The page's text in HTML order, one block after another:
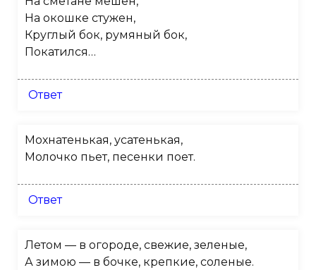
На окошке стужен,
Круглый бок, румяный бок,
Покатился…
Ответ
Мохнатенькая, усатенькая,
Молочко пьет, песенки поет.
Ответ
Летом — в огороде, свежие, зеленые,
А зимою — в бочке, крепкие, соленые.